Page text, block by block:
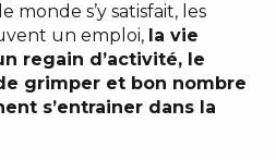
monde s’y satisfait, les
un emploi, la vie
regain d’activité, le
grimper et bon nombre
s’entrainer dans la